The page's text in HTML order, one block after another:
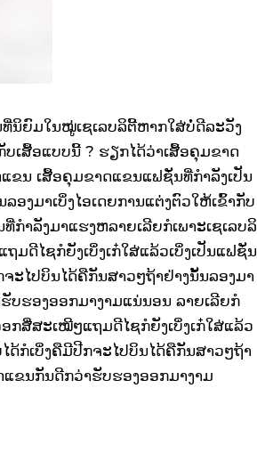
ນິຍົມໃນໝູ່ເຊເລບລິຕີ້ຫາກໃສ່ບໍ່ດີລະວັງ
ບເສື້ອແບບນີ້ ? ຮຽກໄດ້ວ່າເສື້ອຄຸມຂາດ
ຂນ ເສື້ອຄຸມຂາດແຂນແຟຊັ່ນທີ່ກຳລັງເປັນ
ງມາເບິ່ງໄອເດຍການແຕ່ງຕົວໃຫ້ເຂົ້າກັບ
ຳລັງມາແຮງຫລາຍເລີຍກໍເພາະເຊເລບລິ
ມດີໄຊກໍຍັງເບິ່ງເກ໋ໃສ່ແລ້ວເບິ່ງເປັນແຟຊັ່ນ
ະໄປບິນໄດ້ຄືກັນສາວໆຖ້າຢ່າງນັ້ນລອງມາ
ບຮອງອອກມາງາມແນ່ນອນ ລາຍເລີຍກໍ
ກສື່ສະເໝີໆແຖມດີໄຊກໍຍັງເບິ່ງເກ໋ໃສ່ແລ້ວ
ກໍເບິ່ງຄືມີປີກຈະໄປບິນໄດ້ຄືກັນສາວໆຖ້າ
ແຂນກັນດີກວ່າຮັບຮອງອອກມາງາມ